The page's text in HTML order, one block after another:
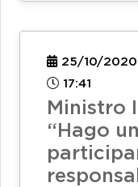
25/10/2020
17:41
Ministro
“Hago